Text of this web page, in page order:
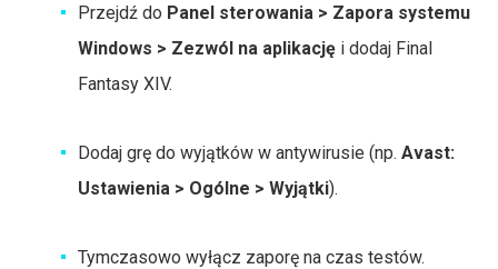
Przejdź do Panel sterowania > Zapora systemu
Windows > Zezwól na aplikację i dodaj Final
Fantasy XIV.
Dodaj grę do wyjątków w antywirusie (np. Avast:
Ustawienia > Ogólne > Wyjątki).
Tymczasowo wyłącz zaporę na czas testów.